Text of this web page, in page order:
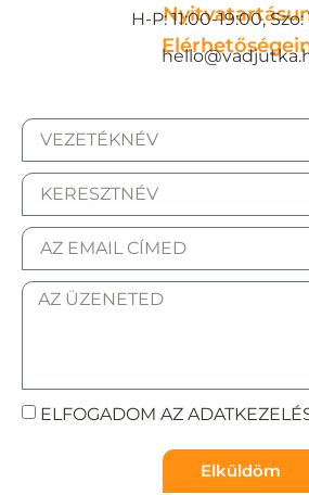
H-P: 11:00-19:00, Szo:
ELFOGADOM AZ
Elküldöm